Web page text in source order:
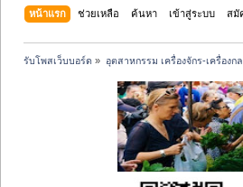
หน้าแรก ช่วยเหลือ ค้นหา เข้าสู่ระบบ สมั
รับโพสเว็บบอร์ด » อุตสาหกรรม เครื่องจักร-เครื่อง